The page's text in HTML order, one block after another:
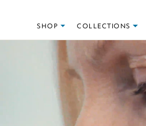
SHOP COLLECTIONS